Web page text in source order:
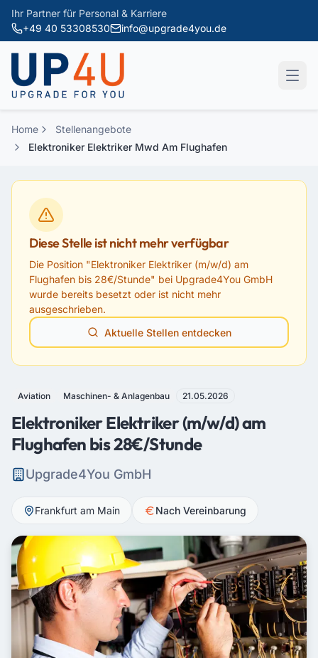
Zum Hauptinhalt springen
Ihr Partner für Personal & Karriere
+49 40 53308530
info@upgrade4you.de
Home
Stellenangebote
Elektroniker Elektriker Mwd Am Flughafen
Diese Stelle ist nicht mehr verfügbar
Die Position "Elektroniker Elektriker (m/w/d) am
Flughafen bis 28€/Stunde" bei Upgrade4You GmbH
wurde bereits besetzt oder ist nicht mehr
ausgeschrieben.
Aktuelle Stellen entdecken
Aviation Maschinen- & Anlagenbau 21.05.2026
Elektroniker Elektriker (m/w/d) am
Flughafen bis 28€/Stunde
Upgrade4You GmbH
Frankfurt am Main Nach Vereinbarung